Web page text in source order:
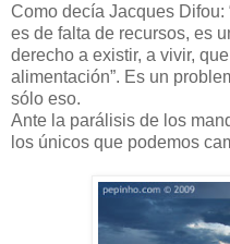
Como decía Jacques
es de falta de recursos, es
derecho a existir, a vivir,
alimentación”. Es un
sólo eso.
Ante la parálisis de los
los únicos que podemos